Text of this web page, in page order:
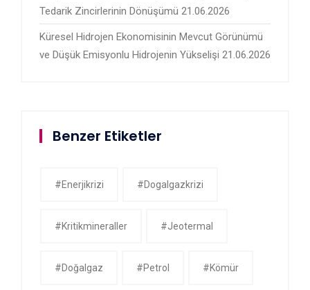
Tedarik Zincirlerinin Dönüşümü 21.06.2026
Küresel Hidrojen Ekonomisinin Mevcut Görünümü
ve Düşük Emisyonlu Hidrojenin Yükselişi 21.06.2026
Benzer Etiketler
#enerjikrizi #dogalgazkrizi
#kritikmineraller #jeotermal
#doğalgaz #petrol #kömür